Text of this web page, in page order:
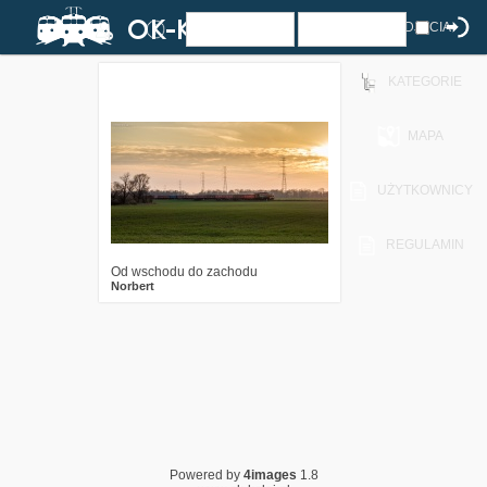
ZDJĘCIA
KATEGORIE
MAPA
UŻYTKOWNICY
REGULAMIN
Od wschodu do zachodu
Norbert
Powered by 4images 1.8